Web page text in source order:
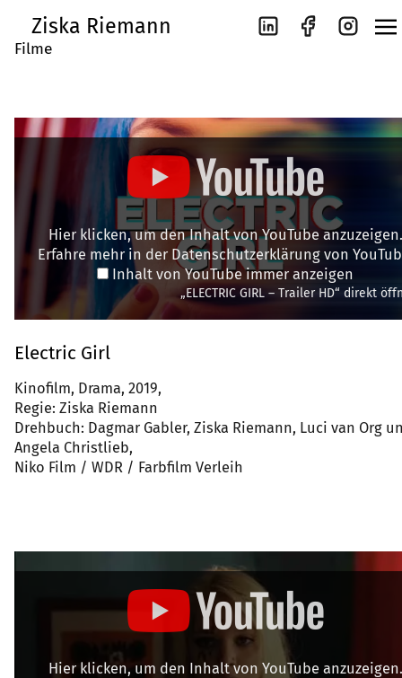
Ziska Riemann
Filme
Hier klicken, um den Inhalt von YouTube anzuzeigen.
Erfahre mehr in der Datenschutzerklärung von
Inhalt von YouTube immer anzeigen
„ELECTRIC GIRL – Trailer HD“ direkt
Electric Girl
Kinofilm, Drama, 2019,
Regie: Ziska Riemann
Drehbuch: Dagmar Gabler, Ziska Riemann, Luci van Org
Angela Christlieb,
Niko Film / WDR / Farbfilm Verleih
Hier klicken, um den Inhalt von YouTube anzuzeigen.